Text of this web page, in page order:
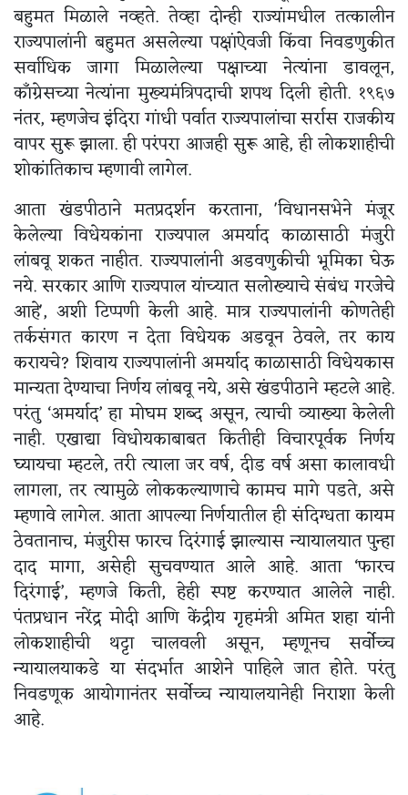
बहुमत मिळाले नव्हते. तेव्हा दोन्ही राज्यांमधील तत्कालीन
राज्यपालांनी बहुमत असलेल्या पक्षांऐवजी किंवा निवडणुकीत
सर्वाधिक जागा मिळालेल्या पक्षाच्या नेत्यांना डावलून,
काँग्रेसच्या नेत्यांना मुख्यमंत्रिपदाची शपथ दिली होती. १९६७
नंतर, म्हणजेच इंदिरा गांधी पर्वात राज्यपालांचा सर्रास राजकीय
वापर सुरू झाला. ही परंपरा आजही सुरू आहे, ही लोकशाहीची
शोकांतिकाच म्हणावी लागेल.
आता खंडपीठाने मतप्रदर्शन करताना, 'विधानसभेने मंजूर
केलेल्या विधेयकांना राज्यपाल अमर्याद काळासाठी मंजुरी
लांबवू शकत नाहीत. राज्यपालांनी अडवणुकीची भूमिका घेऊ
नये. सरकार आणि राज्यपाल यांच्यात सलोख्याचे संबंध गरजेचे
आहे', अशी टिप्पणी केली आहे. मात्र राज्यपालांनी कोणतेही
तर्कसंगत कारण न देता विधेयक अडवून ठेवले, तर काय
करायचे? शिवाय राज्यपालांनी अमर्याद काळासाठी विधेयकास
मान्यता देण्याचा निर्णय लांबवू नये, असे खंडपीठाने म्हटले आहे.
परंतु ‘अमर्याद’ हा मोघम शब्द असून, त्याची व्याख्या केलेली
नाही. एखाद्या विधोयकाबाबत कितीही विचारपूर्वक निर्णय
घ्यायचा म्हटले, तरी त्याला जर वर्ष, दीड वर्ष असा कालावधी
लागला, तर त्यामुळे लोककल्याणाचे कामच मागे पडते, असे
म्हणावे लागेल. आता आपल्या निर्णयातील ही संदिग्धता कायम
ठेवतानाच, मंजुरीस फारच दिरंगाई झाल्यास न्यायालयात पुन्हा
दाद मागा, असेही सुचवण्यात आले आहे. आता ‘फारच
दिरंगाई’, म्हणजे किती, हेही स्पष्ट करण्यात आलेले नाही.
पंतप्रधान नरेंद्र मोदी आणि केंद्रीय गृहमंत्री अमित शहा यांनी
लोकशाहीची थट्टा चालवली असून, म्हणूनच सर्वोच्च
न्यायालयाकडे या संदर्भात आशेने पाहिले जात होते. परंतु
निवडणूक आयोगानंतर सर्वोच्च न्यायालयानेही निराशा केली
आहे.